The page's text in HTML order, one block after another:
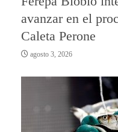
avanzar en el
Caleta Perone
agosto 3, 2026